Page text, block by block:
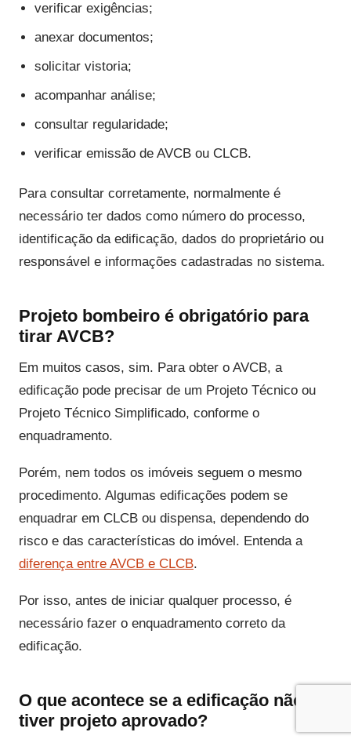
verificar exigências;
anexar documentos;
solicitar vistoria;
acompanhar análise;
consultar regularidade;
verificar emissão de AVCB ou CLCB.
Para consultar corretamente, normalmente é
necessário ter dados como número do processo,
identificação da edificação, dados do proprietário ou
responsável e informações cadastradas no sistema.
Projeto bombeiro é obrigatório para
tirar AVCB?
Em muitos casos, sim. Para obter o AVCB, a
edificação pode precisar de um Projeto Técnico ou
Projeto Técnico Simplificado, conforme o
enquadramento.
Porém, nem todos os imóveis seguem o mesmo
procedimento. Algumas edificações podem se
enquadrar em CLCB ou dispensa, dependendo do
risco e das características do imóvel. Entenda a
diferença entre AVCB e CLCB.
Por isso, antes de iniciar qualquer processo, é
necessário fazer o enquadramento correto da
edificação.
O que acontece se a edificação não
tiver projeto aprovado?